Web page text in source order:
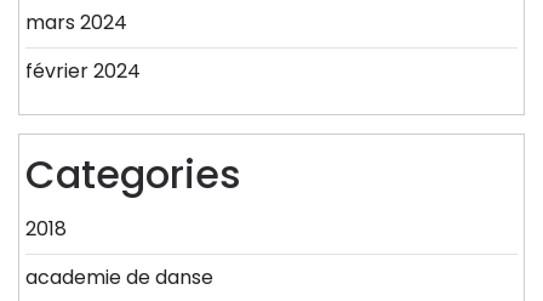
mars 2024
février 2024
Categories
2018
academie de danse